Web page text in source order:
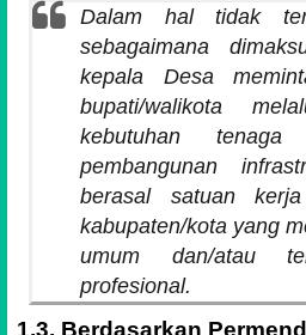
Dalam hal tidak
sebagaimana
kepala Desa
bupati/walikota
kebutuhan
pembangunan
berasal satuan
kabupaten/kota yang
umum dan/atau
profesional.
1.3. Berdasarkan